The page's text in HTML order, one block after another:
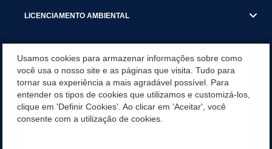
LICENCIAMENTO AMBIENTAL
SERVIÇOS
SERVIÇOS DO DEPARTAMENTO DE RECEITA MUNICIPAL
Usamos cookies para armazenar informações sobre como
você usa o nosso site e as páginas que visita. Tudo para
tornar sua experiência a mais agradável possível. Para
entender os tipos de cookies que utilizamos e customizá-los,
clique em 'Definir Cookies'. Ao clicar em 'Aceitar', você
consente com a utilização de cookies.